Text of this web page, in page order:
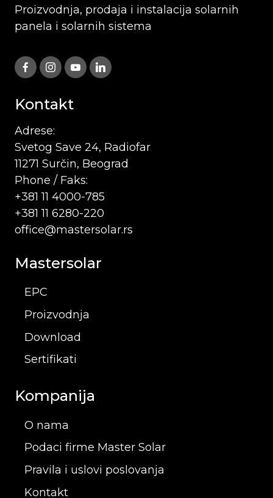
Proizvodnja, prodaja i instalacija solarnih
panela i solarnih sistema
Kontakt
Adrese:
Svetog Save 24, Radiofar
11271 Surčin, Beograd
Phone / Faks:
+381 11 4000-785
+381 11 6280-220
office@mastersolar.rs
Mastersolar
EPC
Proizvodnja
Download
Sertifikati
Kompanija
O nama
Podaci firme Master Solar
Pravila i uslovi poslovanja
Kontakt